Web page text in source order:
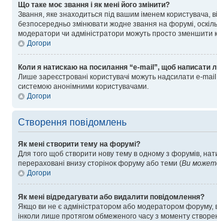
Що таке моє звання і як мені його змінити?
Звання, яке знаходиться під вашим іменем користувача,
безпосередньо змінювати жодне звання на форумі,
модератори чи адміністратори можуть просто зменшити
Догори
Коли я натискаю на посилання “e-mail”, щоб написати
Лише зареєстровані користувачі можуть надсилати e-
системою анонімними користувачами.
Догори
Створення повідомлень
Як мені створити тему на форумі?
Для того щоб створити нову тему в одному з форумів,
перераховані внизу сторінок форуму або теми (Ви
Догори
Як мені відредагувати або видалити повідомлення?
Якщо ви не є адміністратором або модератором форуму,
інколи лише протягом обмеженого часу з моменту